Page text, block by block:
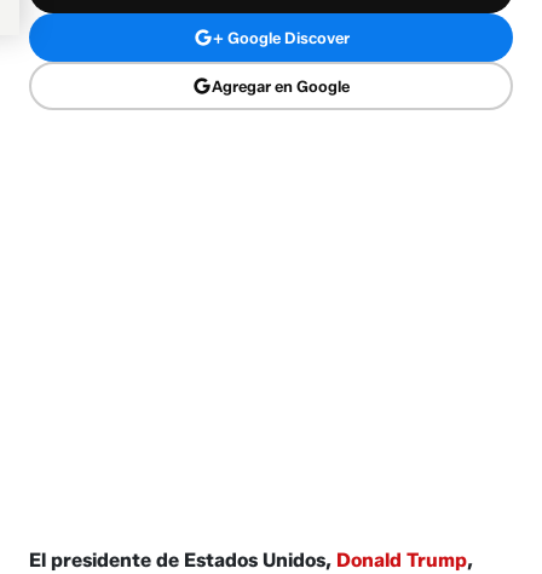
+ Google Discover
Agregar en Google
El presidente de Estados Unidos, Donald Trump,